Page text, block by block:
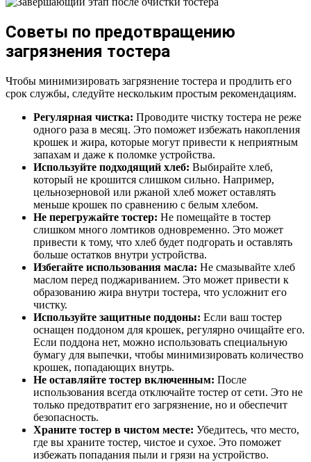
Советы по предотвращению
загрязнения тостера
Чтобы минимизировать загрязнение тостера и продлить его
срок службы, следуйте нескольким простым рекомендациям.
Регулярная чистка: Проводите чистку тостера не реже
одного раза в месяц. Это поможет избежать накопления
крошек и жира, которые могут привести к неприятным
запахам и даже к поломке устройства.
Используйте подходящий хлеб: Выбирайте хлеб,
который не крошится слишком сильно. Например,
цельнозерновой или ржаной хлеб может оставлять
меньше крошек по сравнению с белым хлебом.
Не перегружайте тостер: Не помещайте в тостер
слишком много ломтиков одновременно. Это может
привести к тому, что хлеб будет подгорать и оставлять
больше остатков внутри устройства.
Избегайте использования масла: Не смазывайте хлеб
маслом перед поджариванием. Это может привести к
образованию жира внутри тостера, что усложнит его
чистку.
Используйте защитные поддоны: Если ваш тостер
оснащен поддоном для крошек, регулярно очищайте его.
Если поддона нет, можно использовать специальную
бумагу для выпечки, чтобы минимизировать количество
крошек, попадающих внутрь.
Не оставляйте тостер включенным: После
использования всегда отключайте тостер от сети. Это не
только предотвратит его загрязнение, но и обеспечит
безопасность.
Храните тостер в чистом месте: Убедитесь, что место,
где вы храните тостер, чистое и сухое. Это поможет
избежать попадания пыли и грязи на устройство.